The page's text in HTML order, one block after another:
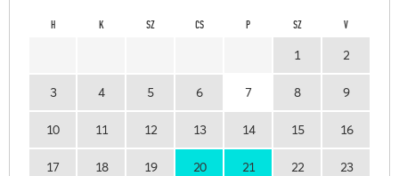
H K SZ CS P SZ V
1 2
3 4 5 6 7 8 9
10 11 12 13 14 15 16
17 18 19 20 21 22 23